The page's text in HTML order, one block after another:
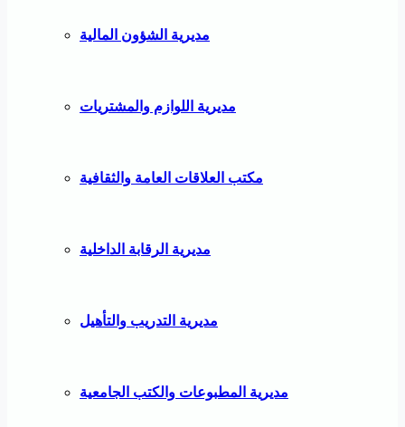
مديرية الشؤون المالية
مديرية اللوازم والمشتريات
مكتب العلاقات العامة والثقافية
مديرية الرقابة الداخلية
مديرية التدريب والتأهيل
مديرية المطبوعات والكتب الجامعية